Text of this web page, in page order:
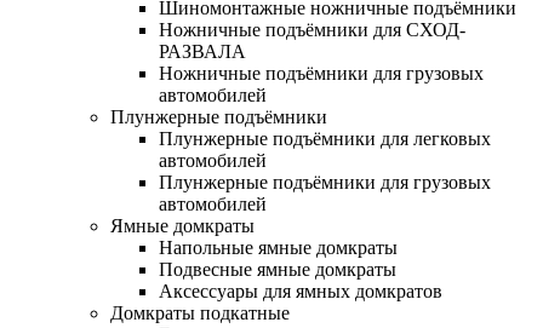
Шиномонтажные ножничные подъёмники
Ножничные подъёмники для СХОД-
РАЗВАЛА
Ножничные подъёмники для грузовых
автомобилей
Плунжерные подъёмники
Плунжерные подъёмники для легковых
автомобилей
Плунжерные подъёмники для грузовых
автомобилей
Ямные домкраты
Напольные ямные домкраты
Подвесные ямные домкраты
Аксессуары для ямных домкратов
Домкраты подкатные